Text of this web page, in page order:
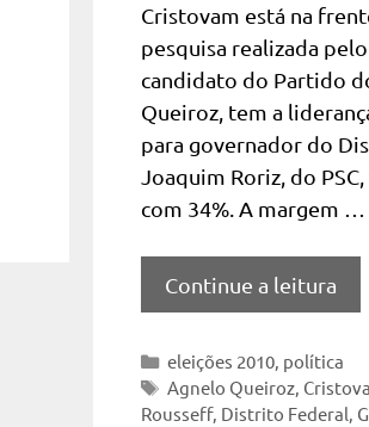
Cristovam está na
pesquisa realizada
candidato do Partido
Queiroz, tem a
para governador do
Joaquim Roriz, do
com 34%. A margem …
Continue a leitura
Categorias
eleições 2010, política
Tags
Agnelo Queiroz,
Rousseff, Distrito Federal,